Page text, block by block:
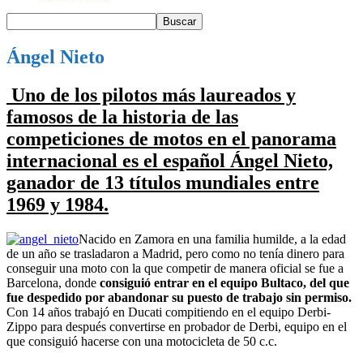
Ángel Nieto
Uno de los pilotos más laureados y
famosos de la historia de las
competiciones de motos en el panorama
internacional es el español Ángel Nieto,
ganador de 13 títulos mundiales entre
1969 y 1984.
Nacido en Zamora en una familia humilde, a la edad
de un año se trasladaron a Madrid, pero como no tenía dinero para
conseguir una moto con la que competir de manera oficial se fue a
Barcelona, donde consiguió entrar en el equipo Bultaco, del que
fue despedido por abandonar su puesto de trabajo sin permiso.
Con 14 años trabajó en Ducati compitiendo en el equipo Derbi-
Zippo para después convertirse en probador de Derbi, equipo en el
que consiguió hacerse con una motocicleta de 50 c.c.